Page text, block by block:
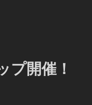
プ開催！